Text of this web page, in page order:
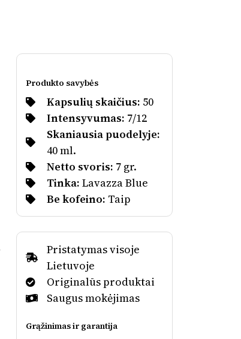
Produkto savybės
Kapsulių skaičius: 50
Intensyvumas: 7/12
Skaniausia puodelyje:
40 ml.
Netto svoris: 7 gr.
Tinka: Lavazza Blue
Be kofeino: Taip
Pristatymas visoje
Lietuvoje
Originalūs produktai
Saugus mokėjimas
Grąžinimas ir garantija